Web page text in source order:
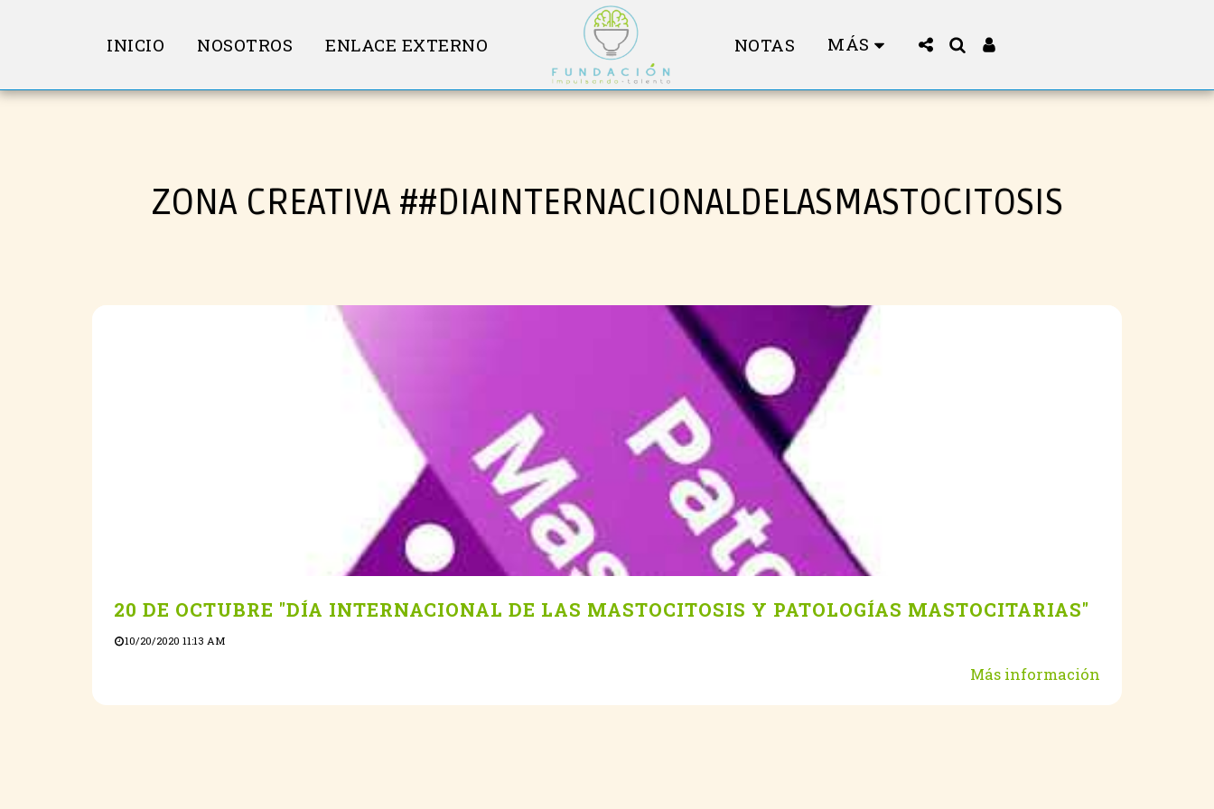
INICIO NOSOTROS ENLACE EXTERNO NOTAS MÁS
ZONA CREATIVA ##DIAINTERNACIONALDELASMASTOCITOSIS
20 DE OCTUBRE "DÍA INTERNACIONAL DE LAS MASTOCITOSIS Y PATOLOGÍAS MASTOCITARIAS"
10/20/2020 11:13 AM
Más información